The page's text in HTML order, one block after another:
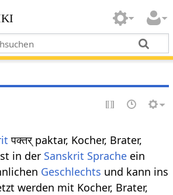
पक्तर् paktar, Kocher, Brater,
in der Sanskrit Sprache ein
Geschlechts und kann ins
werden mit Kocher, Brater,